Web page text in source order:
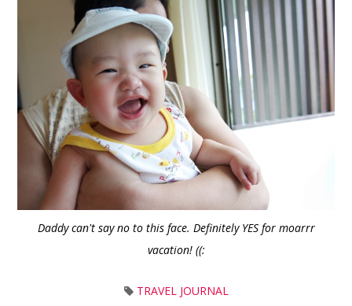
Daddy can't say no to this face. Definitely YES for moarrr
vacation! ((:
TRAVEL JOURNAL